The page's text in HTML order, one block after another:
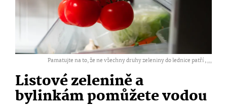
Pamatujte na to, že ne všechny druhy zeleniny do lednice patří ,...
Listové zelenině a
bylinkám pomůžete vodou